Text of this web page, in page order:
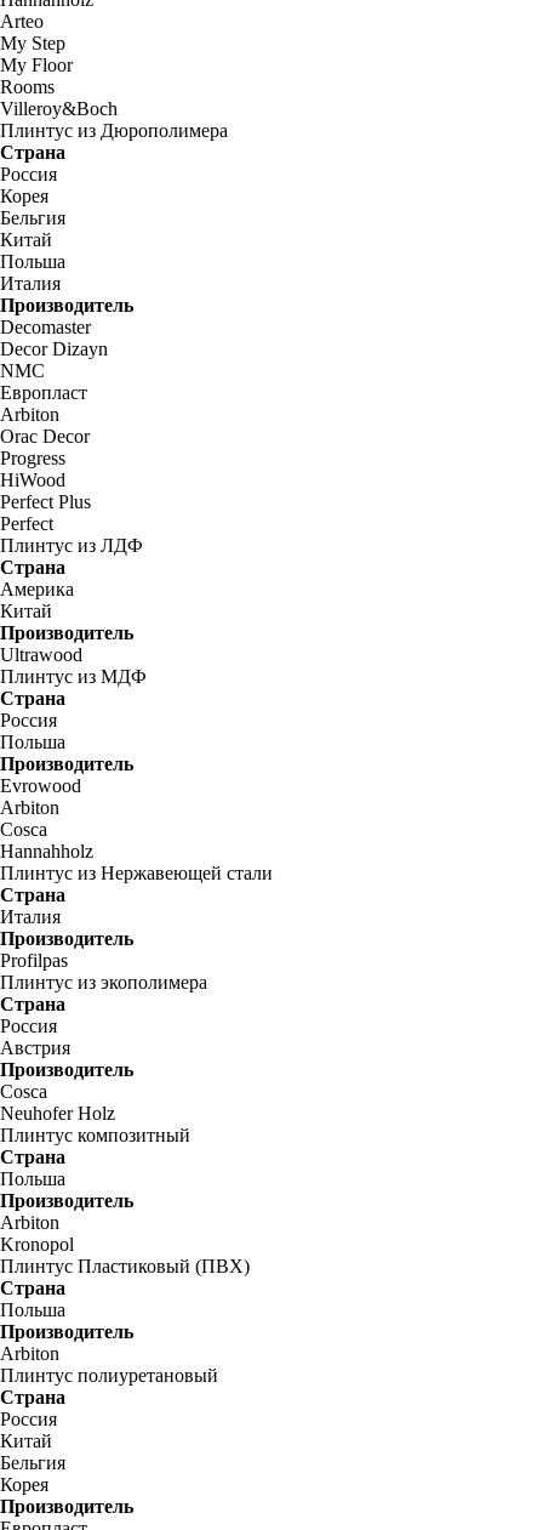
Arteo
My Step
My Floor
Rooms
Villeroy&Boch
Плинтус из Дюрополимера
Страна
Россия
Корея
Бельгия
Китай
Польша
Италия
Производитель
Decomaster
Decor Dizayn
NMC
Европласт
Arbiton
Orac Decor
Progress
HiWood
Perfect Plus
Perfect
Плинтус из ЛДФ
Страна
Америка
Китай
Производитель
Ultrawood
Плинтус из МДФ
Страна
Россия
Польша
Производитель
Evrowood
Arbiton
Cosca
Hannahholz
Плинтус из Нержавеющей стали
Страна
Италия
Производитель
Profilpas
Плинтус из экополимера
Страна
Россия
Австрия
Производитель
Cosca
Neuhofer Holz
Плинтус композитный
Страна
Польша
Производитель
Arbiton
Kronopol
Плинтус Пластиковый (ПВХ)
Страна
Польша
Производитель
Arbiton
Плинтус полиуретановый
Страна
Россия
Китай
Бельгия
Корея
Производитель